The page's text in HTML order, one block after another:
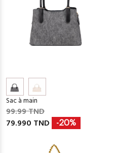
Sac à main
99.99 TND
79.990 TND
-20%